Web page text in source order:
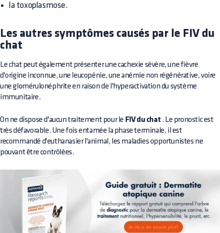
la toxoplasmose.
Les autres symptômes causés par le FIV du
chat
Le chat peut également présenter une cachexie sévère, une fièvre
d'origine inconnue, une leucopénie, une anémie non régénérative, voire
une glomérulonéphrite en raison de l'hyperactivation du système
immunitaire.
On ne dispose d'aucun traitement pour le FIV du chat . Le pronostic est
très défavorable. Une fois entamée la phase terminale, il est
recommandé d'euthanasier l'animal, les maladies opportunistes ne
pouvant être contrôlées.